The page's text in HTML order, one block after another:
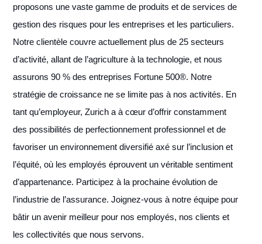
proposons une vaste gamme de produits et de services de
gestion des risques pour les entreprises et les particuliers.
Notre clientèle couvre actuellement plus de 25 secteurs
d’activité, allant de l’agriculture à la technologie, et nous
assurons 90 % des entreprises Fortune 500®. Notre
stratégie de croissance ne se limite pas à nos activités. En
tant qu’employeur, Zurich a à cœur d’offrir constamment
des possibilités de perfectionnement professionnel et de
favoriser un environnement diversifié axé sur l’inclusion et
l’équité, où les employés éprouvent un véritable sentiment
d’appartenance. Participez à la prochaine évolution de
l’industrie de l’assurance. Joignez-vous à notre équipe pour
bâtir un avenir meilleur pour nos employés, nos clients et
les collectivités que nous servons.